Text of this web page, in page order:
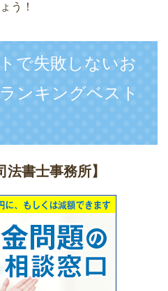
う！
で失敗しないお
ンキングベスト
法書士事務所】